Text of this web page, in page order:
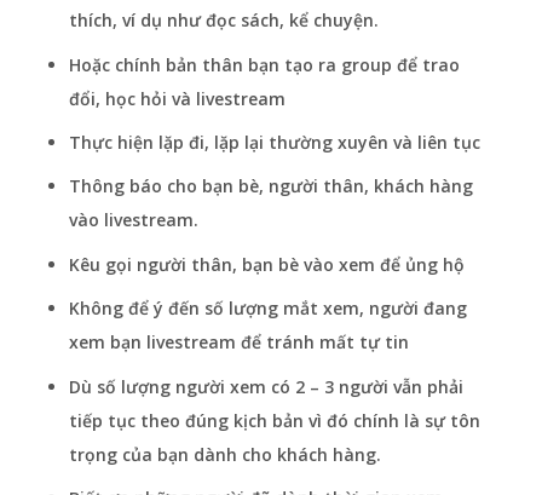
thích, ví dụ như đọc sách, kể chuyện.
Hoặc chính bản thân bạn tạo ra group để trao
đổi, học hỏi và livestream
Thực hiện lặp đi, lặp lại thường xuyên và liên tục
Thông báo cho bạn bè, người thân, khách hàng
vào livestream.
Kêu gọi người thân, bạn bè vào xem để ủng hộ
Không để ý đến số lượng mắt xem, người đang
xem bạn livestream để tránh mất tự tin
Dù số lượng người xem có 2 – 3 người vẫn phải
tiếp tục theo đúng kịch bản vì đó chính là sự tôn
trọng của bạn dành cho khách hàng.